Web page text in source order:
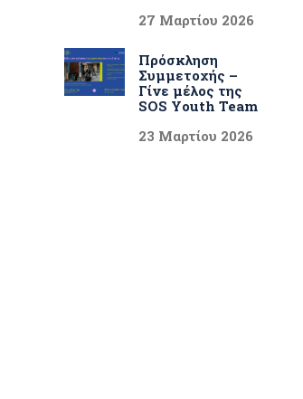
27 Μαρτίου 2026
Πρόσκληση
Συμμετοχής –
Γίνε μέλος της
SOS Youth Team
23 Μαρτίου 2026